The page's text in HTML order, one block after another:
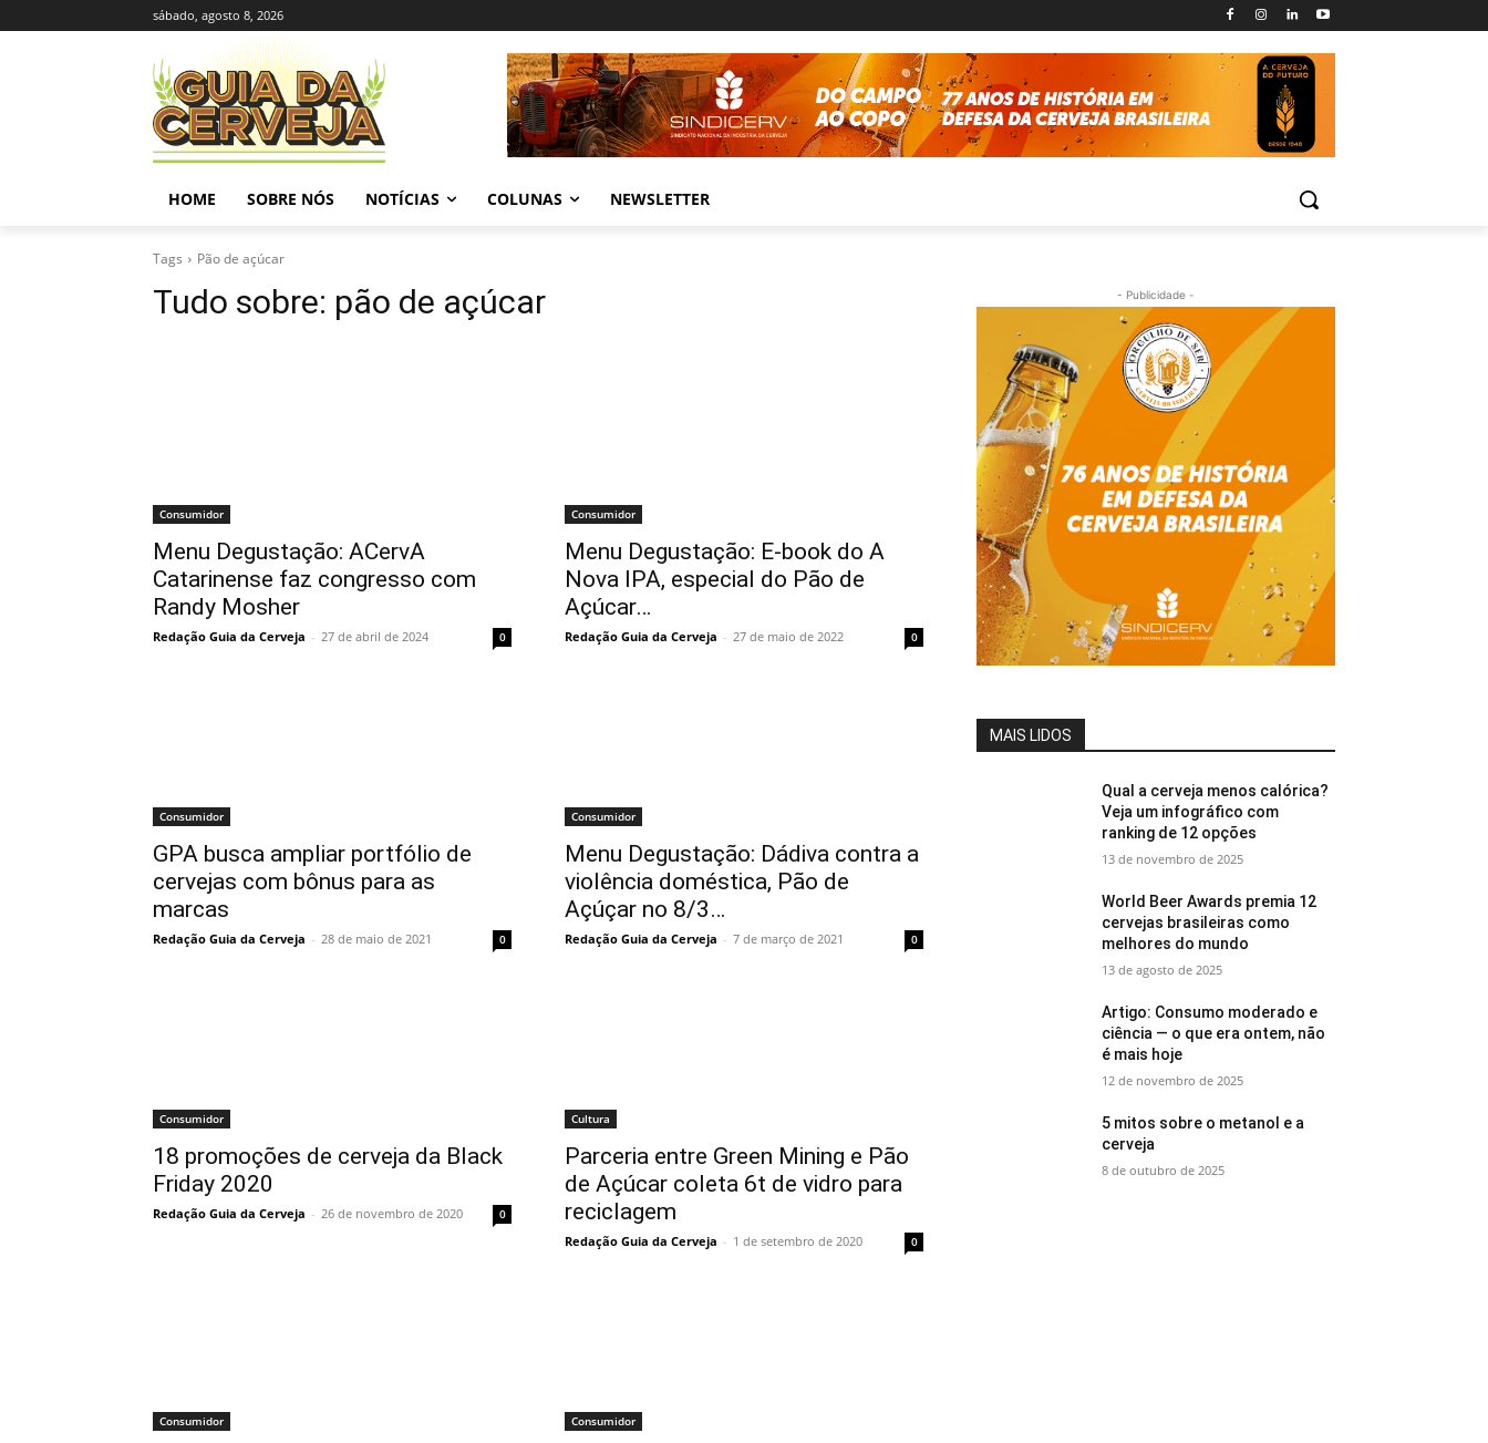
sábado, agosto 8, 2026
HOME SOBRE NÓS NOTÍCIAS COLUNAS NEWSLETTER
Tags Pão de açúcar
Tudo sobre: pão de açúcar
Consumidor
Menu Degustação: ACervA
Catarinense faz congresso com
Randy Mosher
Redação Guia da Cerveja - 27 de abril de 2024 0
Consumidor
Menu Degustação: E-book do A
Nova IPA, especial do Pão de
Açúcar…
Redação Guia da Cerveja - 27 de maio de 2022 0
Consumidor
GPA busca ampliar portfólio de
cervejas com bônus para as
marcas
Redação Guia da Cerveja - 28 de maio de 2021 0
Consumidor
Menu Degustação: Dádiva contra a
violência doméstica, Pão de
Açúçar no 8/3…
Redação Guia da Cerveja - 7 de março de 2021 0
Consumidor
18 promoções de cerveja da Black
Friday 2020
Redação Guia da Cerveja - 26 de novembro de 2020 0
Cultura
Parceria entre Green Mining e Pão
de Açúcar coleta 6t de vidro para
reciclagem
Redação Guia da Cerveja - 1 de setembro de 2020 0
Consumidor Consumidor
- Publicidade -
MAIS LIDOS
Qual a cerveja menos calórica?
Veja um infográfico com
ranking de 12 opções
13 de novembro de 2025
World Beer Awards premia 12
cervejas brasileiras como
melhores do mundo
13 de agosto de 2025
Artigo: Consumo moderado e
ciência — o que era ontem, não
é mais hoje
12 de novembro de 2025
5 mitos sobre o metanol e a
cerveja
8 de outubro de 2025